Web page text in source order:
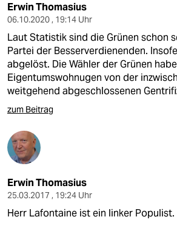
Erwin Thomasius
06.10.2020 , 19:14 Uhr
Laut Statistik sind die Grünen schon
Partei der Besserverdienenden.
abgelöst. Die Wähler der Grünen
Eigentumswohnugen von der
weitgehend abgeschlossenen
zum Beitrag
Erwin Thomasius
25.03.2017 , 19:24 Uhr
Herr Lafontaine ist ein linker Populist.